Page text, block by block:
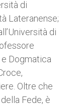
di
Lateranense;
di
Dogmatica
Oltre che
Fede, è